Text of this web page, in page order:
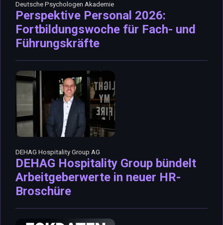
Deutsche Psychologen Akademie
Perspektive Personal 2026:
Fortbildungswoche für Fach- und
Führungskräfte
DEHAG Hospitality Group AG
DEHAG Hospitality Group bündelt
Arbeitgeberwerte in neuer HR-
Broschüre